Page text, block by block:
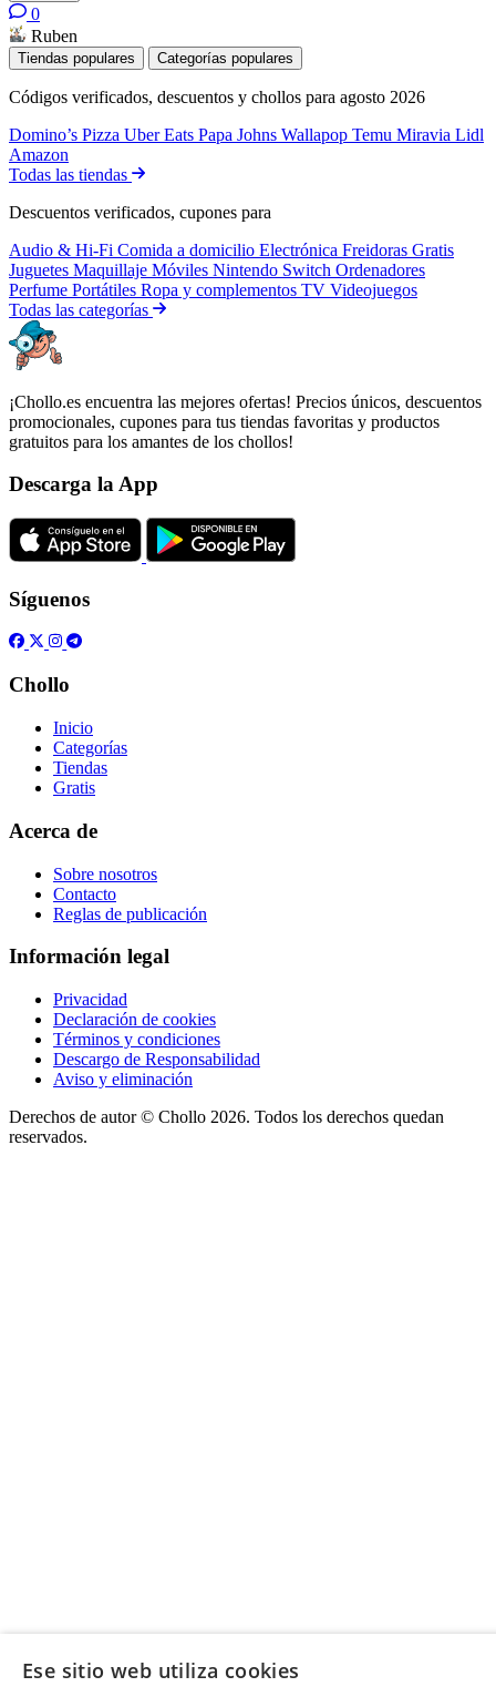
0
Ruben
Tiendas populares Categorías populares
Códigos verificados, descuentos y chollos para agosto 2026
Domino’s Pizza Uber Eats Papa Johns Wallapop Temu Miravia Lidl
Amazon
Todas las tiendas
Descuentos verificados, cupones para
Audio & Hi-Fi Comida a domicilio Electrónica Freidoras Gratis
Juguetes Maquillaje Móviles Nintendo Switch Ordenadores
Perfume Portátiles Ropa y complementos TV Videojuegos
Todas las categorías
¡Chollo.es encuentra las mejores ofertas! Precios únicos, descuentos
promocionales, cupones para tus tiendas favoritas y productos
gratuitos para los amantes de los chollos!
Descarga la App
Síguenos
Chollo
Inicio
Categorías
Tiendas
Gratis
Acerca de
Sobre nosotros
Contacto
Reglas de publicación
Información legal
Privacidad
Declaración de cookies
Términos y condiciones
Descargo de Responsabilidad
Aviso y eliminación
Derechos de autor © Chollo 2026. Todos los derechos quedan
reservados.
Ese sitio web utiliza cookies